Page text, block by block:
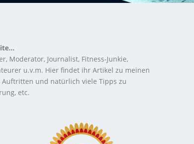
Moderator, Journalist, Fitness-Junkie,
u.v.m. Hier findet ihr Artikel zu meinen
Auftritten und natürlich viele Tipps zu
etc.